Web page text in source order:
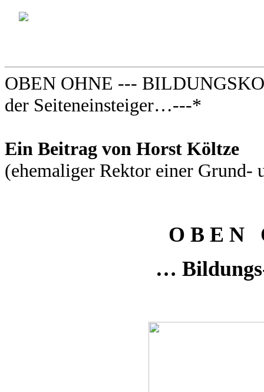
OBEN OHNE ---
der Seiteneinsteiger…---*
Ein Beitrag von Horst Költze
(ehemaliger Rektor einer Grund-
O B E N
…